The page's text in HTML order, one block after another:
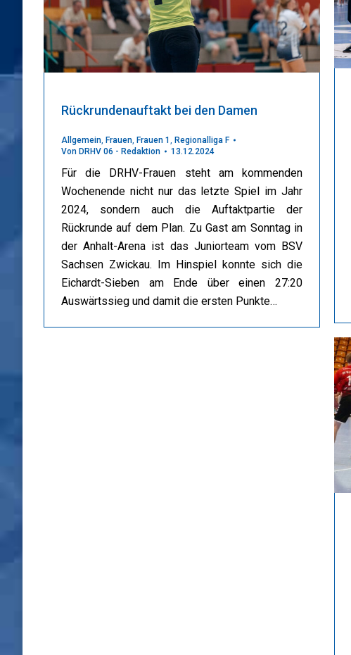
Rückrundenauftakt bei den Damen
Allgemein, Frauen, Frauen 1 , Regionalliga F
Von DRHV 06 - Redaktion 13.12.2024
Für die DRHV-Frauen steht am kommenden
Wochenende nicht nur das letzte Spiel im Jahr
2024, sondern auch die Auftaktpartie der
Rückrunde auf dem Plan. Zu Gast am Sonntag in
der Anhalt-Arena ist das Juniorteam vom BSV
Sachsen Zwickau. Im Hinspiel konnte sich die
Eichardt-Sieben am Ende über einen 27:20
Auswärtssieg und damit die ersten Punkte…